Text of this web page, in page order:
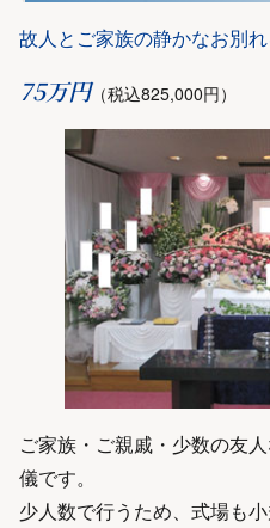
故人とご家族の静かなお別
75万円（税込825,000円）
ご家族・ご親戚・少数の友
儀です。
少人数で行うため、式場も